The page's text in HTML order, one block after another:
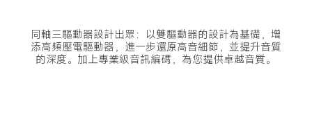
同軸三驅動器設計出眾：以雙驅動器的設計為基礎，增
添高頻壓電驅動器，進一步還原高音細節，並提升音質
的深度。加上專業級音訊編碼，為您提供卓越音質。